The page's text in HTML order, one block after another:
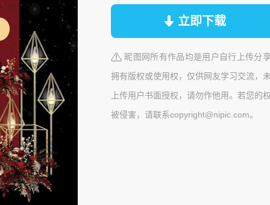
立即下载
昵图网所有作品均是用户自行上传分
拥有版权或使用权，仅供网友学习交流，
上传用户书面授权，请勿作他用。若您的
被侵害，请联系copyright@nipic.com。